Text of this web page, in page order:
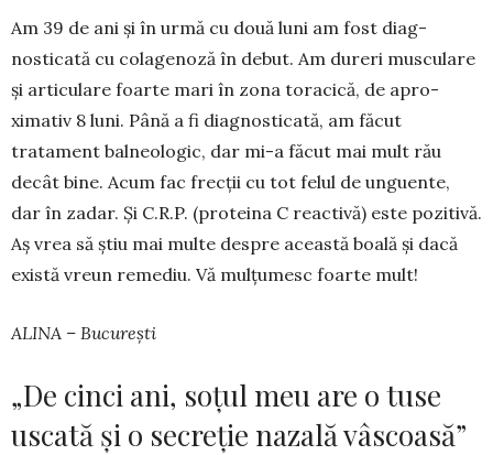
Am 39 de ani și în urmă cu două luni am fost diag­
nosticată cu colagenoză în de­but. Am dureri musculare
și articulare foarte mari în zona toracică, de apro­
ximativ 8 luni. Până a fi diagnosticată, am făcut
tratament balneologic, dar mi-a făcut mai mult rău
decât bine. Acum fac frecții cu tot felul de ungu­ente,
dar în zadar. Și C.R.P. (proteina C reactivă) este pozitivă.
Aș vrea să știu mai multe despre această boală și dacă
există vreun remediu. Vă mul­țumesc foarte mult!
ALINA – București
„De cinci ani, soțul meu are o tuse
uscată și o secreție nazală vâscoasă”